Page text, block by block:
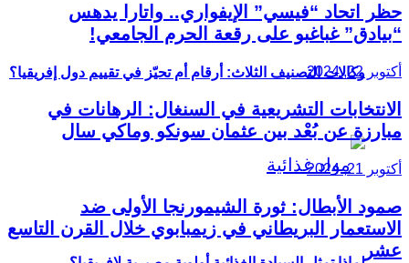
وكالات التصنيف الثلاث: أرقام أم تحيّز في تقييم دول إفريقيا؟
حظر اتحاد “فيسي” الإيفواري.. واتارا يدهس
“بيادق” غباغبو على رقعة الحرم الجامعي!
أكتوبر 22, 2024
الانتخابات التشريعية في السنغال: الرهانات في
مبارزة عن بُعْد بين عثمان سونكو وماكي سال
أكتوبر 21, 2024
صمود الأبطال: ثورة الشيمورنجا الأولى ضد
الاستعمار البريطاني في زيمبابوي خلال القرن التاسع
عشر